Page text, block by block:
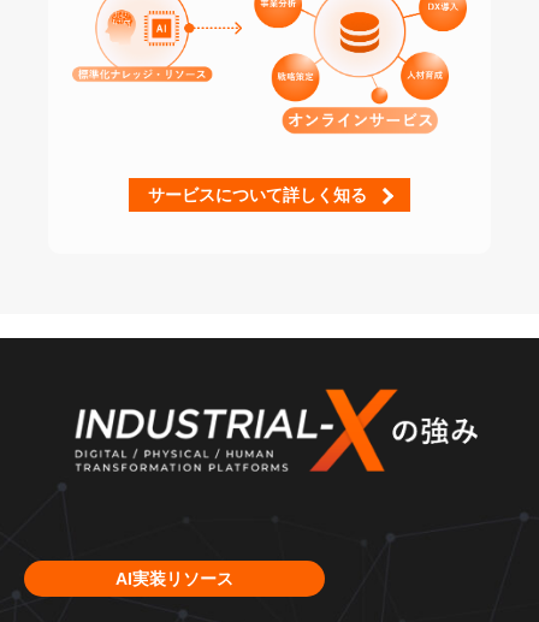
サービスについて詳しく知る
AI実装リソース